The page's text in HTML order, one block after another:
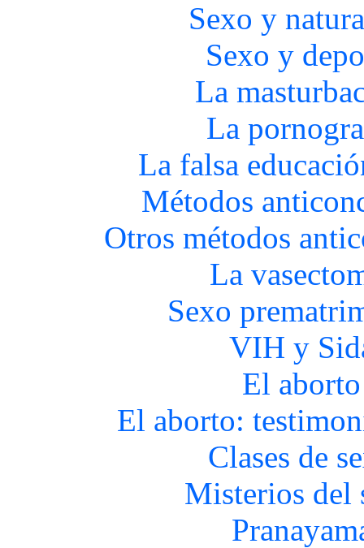
Sexo y
Sexo y
La
La
La falsa
Métodos
Otros métodos
La
Sexo
VIH y
El aborto
El aborto:
Clases de
Misterios del